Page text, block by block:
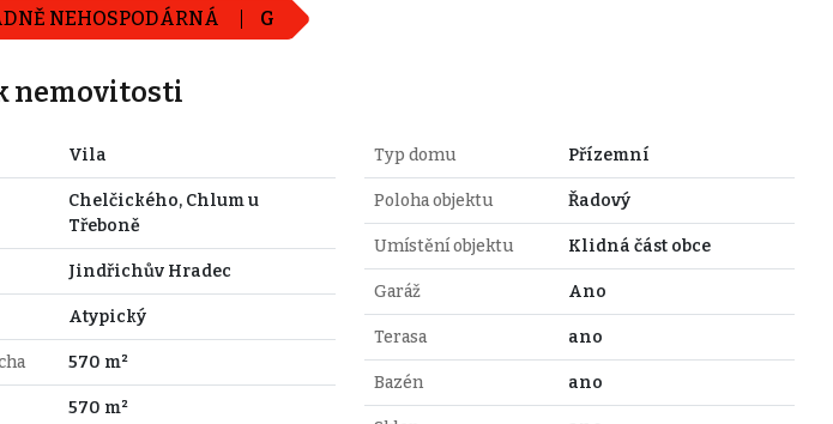
NEHOSPODÁRNÁ G
nemovitosti
Vila
Chelčického, Chlum u
Třeboně
Jindřichův Hradec
Atypický
570 m²
570 m²
Typ domu Přízemní
Poloha objektu Řadový
Umístění objektu Klidná část obce
Garáž Ano
Terasa ano
Bazén ano